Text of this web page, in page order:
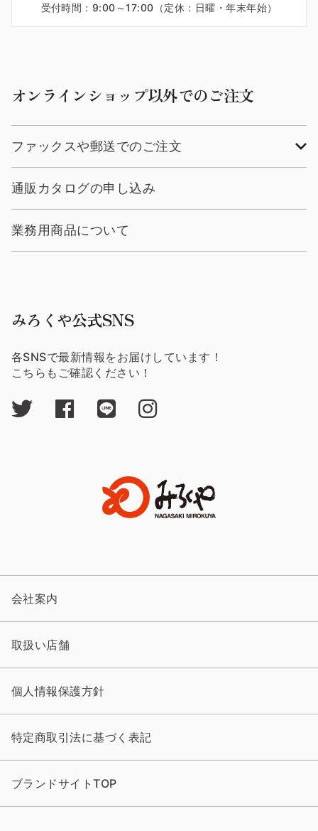
受付時間：9:00～17:00（定休：日曜・年末年始）
オンラインショップ以外でのご注文
ファックスや郵送でのご注文
通販カタログの申し込み
業務用商品について
みろくや公式SNS
各SNSで最新情報をお届けしています！
こちらもご確認ください！
会社案内
取扱い店舗
個人情報保護方針
特定商取引法に基づく表記
ブランドサイトTOP